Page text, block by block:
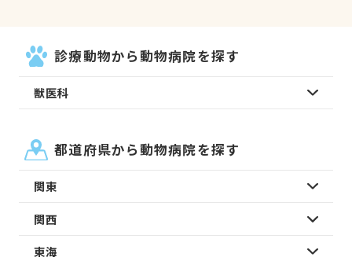
診療動物から動物病院を探す
獣医科
都道府県から動物病院を探す
関東
関西
東海